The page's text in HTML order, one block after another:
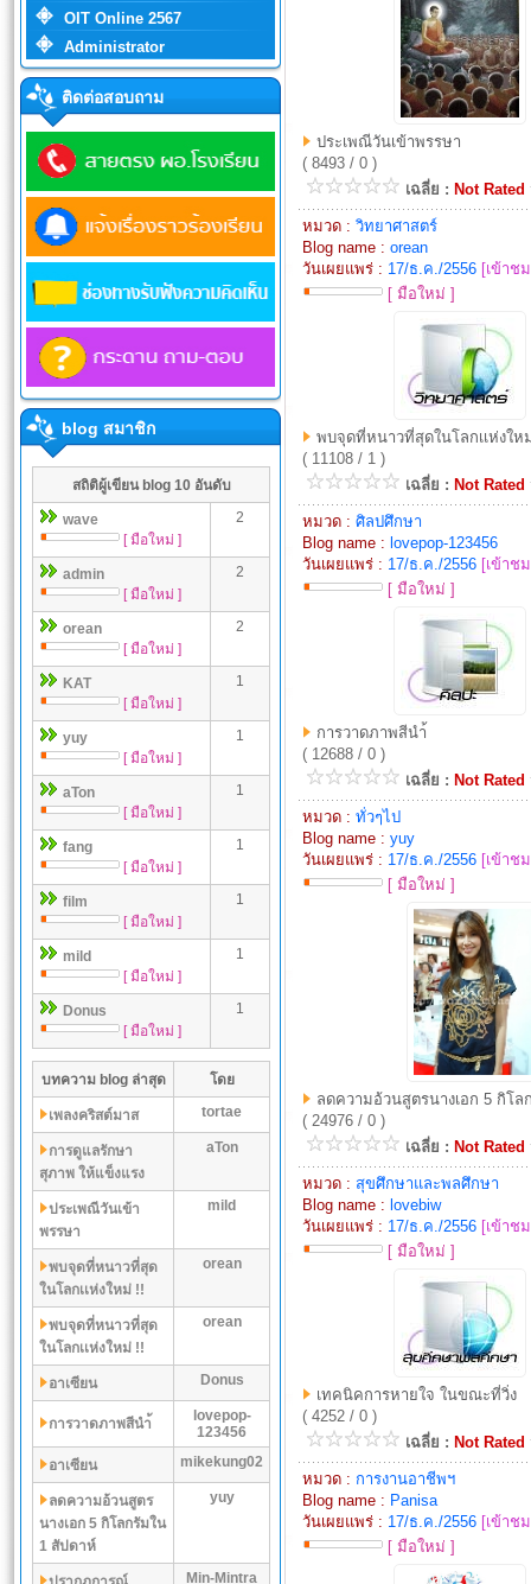
OIT Online 2567
Administrator
ติดต่อสอบถาม
blog สมาชิก
สถิติผู้เขียน blog 10 อันดับ
wave
[ มือใหม่ ]
2
admin
[ มือใหม่ ]
2
orean
[ มือใหม่ ]
2
KAT
[ มือใหม่ ]
1
yuy
[ มือใหม่ ]
1
aTon
[ มือใหม่ ]
1
fang
[ มือใหม่ ]
1
film
[ มือใหม่ ]
1
mild
[ มือใหม่ ]
1
Donus
[ มือใหม่ ]
1
บทความ blog ล่าสุด โดย
เพลงคริสต์มาส tortae
การดูแลรักษา
สุภาพ ให้แข็งแรง
aTon
ประเพณีวันเข้า
พรรษา
mild
พบจุดที่หนาวที่สุด
ในโลกเเห่งใหม่ !!
orean
พบจุดที่หนาวที่สุด
ในโลกเเห่งใหม่ !!
orean
อาเซียน Donus
การวาดภาพสีนำ้
lovepop-
123456
อาเซียน
mikekung02
ลดความอ้วนสูตร
นางเอก 5 กิโลกรัมใน
1 สัปดาห์
yuy
Min-Mintra
ประเพณีวันเข้าพรรษา
( 8493 / 0 )
เฉลี่ย : Not Rated
หมวด : วิทยาศาสตร์
Blog name : orean
วันเผยแพร่ : 17/ธ.ค./2556 [เข้าช
[ มือใหม่ ]
พบจุดที่หนาวที่สุดในโลกเเห่งให
( 11108 / 1 )
เฉลี่ย : Not Rated
หมวด : ศิลปศึกษา
Blog name : lovepop-123456
วันเผยแพร่ : 17/ธ.ค./2556 [เข้าช
[ มือใหม่ ]
การวาดภาพสีนำ้
( 12688 / 0 )
เฉลี่ย : Not Rated
หมวด : ทั่วๆไป
Blog name : yuy
วันเผยแพร่ : 17/ธ.ค./2556 [เข้าช
[ มือใหม่ ]
ลดความอ้วนสูตรนางเอก 5 กิโ
( 24976 / 0 )
เฉลี่ย : Not Rated
หมวด : สุขศึกษาและพลศึกษา
Blog name : lovebiw
วันเผยแพร่ : 17/ธ.ค./2556 [เข้าช
[ มือใหม่ ]
เทคนิคการหายใจ ในขณะที่วิ่ง
( 4252 / 0 )
เฉลี่ย : Not Rated
หมวด : การงานอาชีพฯ
Blog name : Panisa
วันเผยแพร่ : 17/ธ.ค./2556 [เข้าช
[ มือใหม่ ]